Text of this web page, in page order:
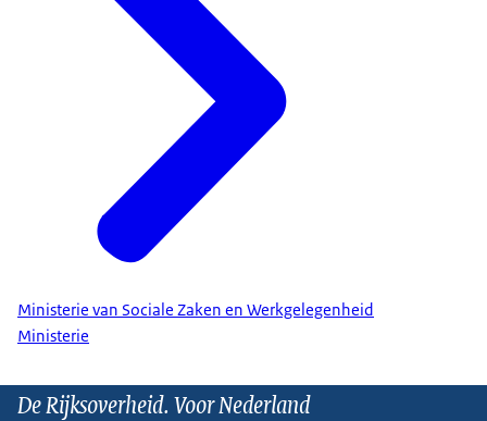
Ministerie van Sociale Zaken en Werkgelegenheid
Ministerie
De Rijksoverheid. Voor Nederland